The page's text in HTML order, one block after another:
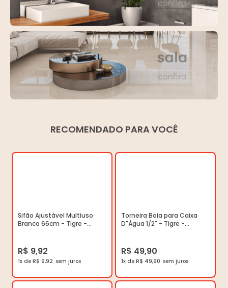
RECOMENDADO PARA VOCÊ
Sifão Ajustável Multiuso
Branco 66cm - Tigre -
R$ 9,92
1x de R$ 9,92
Torneira Boia para Caixa
D"Água 1/2" - Tigre -
R$ 49,90
1x de R$ 49,90